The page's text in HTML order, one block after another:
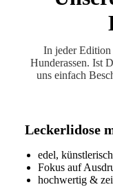
In jeder
Hunderassen. Ist
uns einfach
Leckerlidose
edel,
Fokus auf
hochwertig &